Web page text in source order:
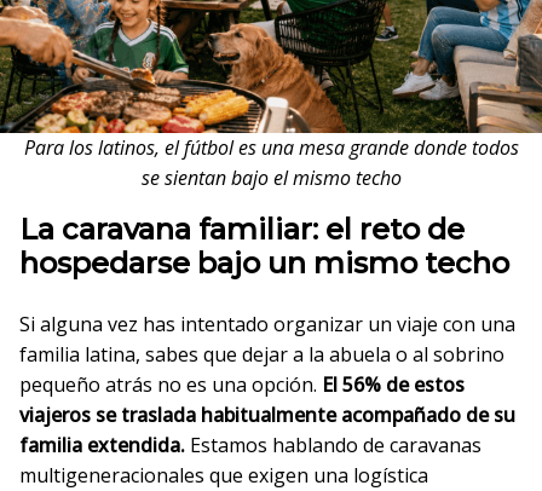
Para los latinos, el fútbol es una mesa grande donde todos
se sientan bajo el mismo techo
La caravana familiar: el reto de
hospedarse bajo un mismo techo
Si alguna vez has intentado organizar un viaje con una
familia latina, sabes que dejar a la abuela o al sobrino
pequeño atrás no es una opción. El 56% de estos
viajeros se traslada habitualmente acompañado de su
familia extendida. Estamos hablando de caravanas
multigeneracionales que exigen una logística